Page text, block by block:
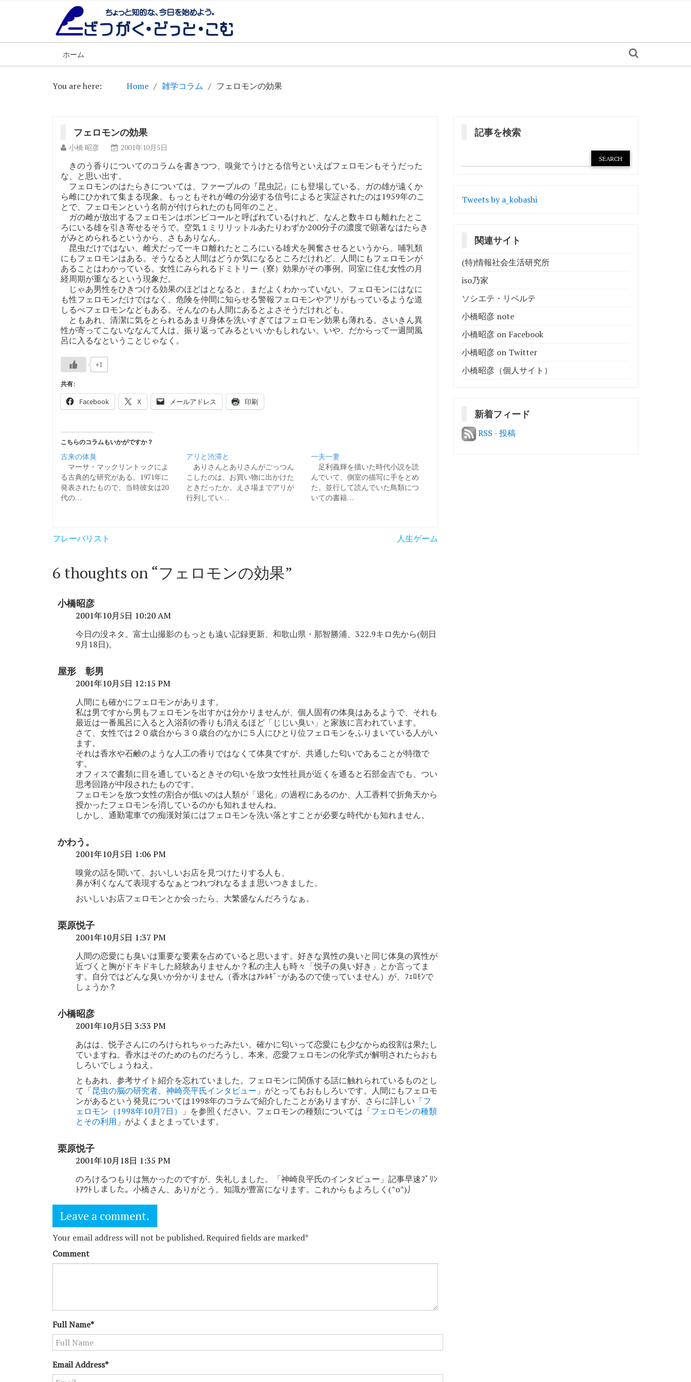
ホーム
You are here: Home 雑学コラム フェロモンの効果
フェロモンの効果
小橋 昭彦 2001年10月5日
きのう香りについてのコラムを書きつつ、嗅覚でうけとる信号といえばフェロモンもそうだった
な、と思い出す。
フェロモンのはたらきについては、ファーブルの『昆虫記』にも登場している。ガの雄が遠くか
ら雌にひかれて集まる現象。もっともそれが雌の分泌する信号によると実証されたのは1959年のこ
とで、フェロモンという名前が付けられたのも同年のこと。
ガの雌が放出するフェロモンはボンビコールと呼ばれているけれど、なんと数キロも離れたとこ
ろにいる雄を引き寄せるそうで。空気１ミリリットルあたりわずか200分子の濃度で顕著なはたらき
がみとめられるというから、さもありなん。
昆虫だけではない、雌犬だって一キロ離れたところにいる雄犬を興奮させるというから、哺乳類
にもフェロモンはある。そうなると人間はどうか気になるところだけれど、人間にもフェロモンが
あることはわかっている。女性にみられるドミトリー（寮）効果がその事例。同室に住む女性の月
経周期が重なるという現象だ。
じゃあ男性をひきつける効果のほどはとなると、まだよくわかっていない。フェロモンにはなに
も性フェロモンだけではなく、危険を仲間に知らせる警報フェロモンやアリがもっているような道
しるべフェロモンなどもある。そんなのも人間にあるとよさそうだけれども。
ともあれ、清潔に気をとられるあまり身体を洗いすぎてはフェロモン効果も薄れる。さいきん異
性が寄ってこないななんて人は、振り返ってみるといいかもしれない。いや、だからって一週間風
呂に入るなということじゃなく。
+1
共有:
Facebook X メールアドレス 印刷
こちらのコラムもいかがですか？
古来の体臭
マーサ・マックリントックによ
る古典的な研究がある。1971年に
発表されたもので、当時彼女は20
代の…
アリと渋滞と
ありさんとありさんがごっつん
こしたのは、お買い物に出かけた
ときだったか。えさ場までアリが
行列してい…
一夫一妻
足利義輝を描いた時代小説を読
んでいて、側室の描写に手をとめ
た。並行して読んでいた鳥類につ
いての書籍…
投
ナ
ゲ
ン
フレーバリスト 人生ゲーム
6 thoughts on “フェロモンの効果”
小橋昭彦
2001年10月5日 10:20 AM
今日の没ネタ。富士山撮影のもっとも遠い記録更新、和歌山県・那智勝浦、322.9キロ先から(朝日
9月18日)。
屋形 彰男
2001年10月5日 12:15 PM
人間にも確かにフェロモンがあります。
私は男ですから男もフェロモンを出すかは分かりませんが、個人固有の体臭はあるようで、それも
最近は一番風呂に入ると入浴剤の香りも消えるほど「じじい臭い」と家族に言われています。
さて、女性では２０歳台から３０歳台のなかに５人にひとり位フェロモンをふりまいている人がい
ます。
それは香水や石鹸のような人工の香りではなくて体臭ですが、共通した匂いであることが特徴で
す。
オフィスで書類に目を通しているときその匂いを放つ女性社員が近くを通ると石部金吉でも、つい
思考回路が中段されたものです。
フェロモンを放つ女性の割合が低いのは人類が「退化」の過程にあるのか、人工香料で折角天から
授かったフェロモンを消しているのかも知れませんね。
しかし、通勤電車での痴漢対策にはフェロモンを洗い落とすことが必要な時代かも知れません。
かわう。
2001年10月5日 1:06 PM
嗅覚の話を聞いて、おいしいお店を見つけたりする人も、
鼻が利くなんて表現するなぁとつれづれなるまま思いつきました。
おいしいお店フェロモンとか会ったら、大繁盛なんだろうなぁ。
栗原悦子
2001年10月5日 1:37 PM
人間の恋愛にも臭いは重要な要素を占めていると思います。好きな異性の臭いと同じ体臭の異性が
近づくと胸がドキドキした経験ありませんか？私の主人も時々「悦子の臭い好き」とか言ってま
す。自分ではどんな臭いか分かりません（香水はｱﾚﾙｷﾞｰがあるので使っていません）が、ﾌｪﾛﾓﾝで
しょうか？
小橋昭彦
2001年10月5日 3:33 PM
あはは、悦子さんにのろけられちゃったみたい。確かに匂いって恋愛にも少なからぬ役割は果たし
ていますね。香水はそのためのものだろうし、本来。恋愛フェロモンの化学式が解明されたらおも
しろいでしょうねえ。
ともあれ、参考サイト紹介を忘れていました。フェロモンに関係する話に触れられているものとし
て「昆虫の脳の研究者、神崎亮平氏インタビュー 」がとってもおもしろいです。人間にもフェロモ
ンがあるという発見については1998年のコラムで紹介したことがありますが、さらに詳しい「フ
ェロモン（1998年10月7日）
」を参照ください。フェロモンの種類については「フェロモンの種類
とその利用 」がよくまとまっています。
栗原悦子
2001年10月18日 1:35 PM
のろけるつもりは無かったのですが、失礼しました。「神崎良平氏のインタビュー」記事早速ﾌﾟﾘﾝ
ﾄｱｳﾄしました。小橋さん、ありがとう。知識が豊富になります。これからもよろしく(^o^)丿
Leave a comment.
Your email address will not be published. Required fields are marked*
Comment
Full Name*
Email Address*
記事を検索
Tweets by a_kobashi
関連サイト
(特)情報社会生活研究所
iso乃家
ソシエテ・リベルテ
小橋昭彦 note
小橋昭彦 on Facebook
小橋昭彦 on Twitter
小橋昭彦（個人サイト）
新着フィード
RSS - 投稿